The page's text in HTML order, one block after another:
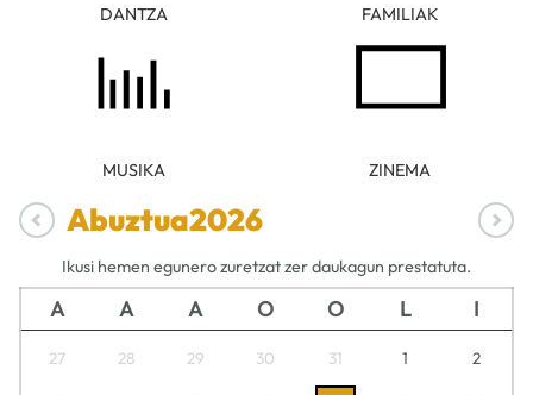
DANTZA FAMILIAK
MUSIKA ZINEMA
Abuztua2026
Ikusi hemen egunero zuretzat zer daukagun prestatuta.
A A A O O L I
27 28 29 30 31 1 2